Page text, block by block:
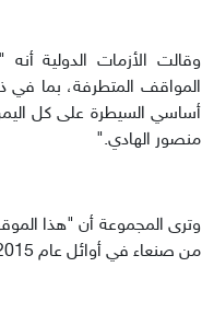
وقالت الأزمات الدولية
المواقف المتطرفة، بما في
أساسي السيطرة على كل
منصور الهادي."
وترى المجموعة أن "هذا
من صنعاء في أوائل عام 2015، بعيد كل البعد عن الواقع."